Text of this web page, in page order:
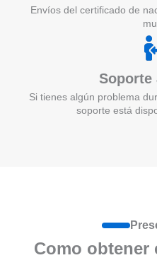
Envíos del certificado de
Soporte
Si tienes algún problema
soporte está
Como obtener